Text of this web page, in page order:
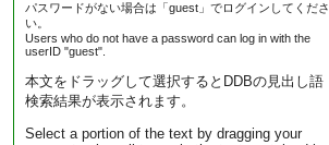
パスワードがない場合は「guest」でログインしてくださ
い。
Users who do not have a password can log in with the
userID "guest".
本文をドラッグして選択するとDDBの見出し語
検索結果が表示されます。
Select a portion of the text by dragging your